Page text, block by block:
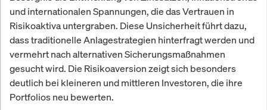
und internationalen Spannungen, die das Vertrauen in
Risikoaktiva untergraben. Diese Unsicherheit führt dazu,
dass traditionelle Anlagestrategien hinterfragt werden und
vermehrt nach alternativen Sicherungsmaßnahmen
gesucht wird. Die Risikoaversion zeigt sich besonders
deutlich bei kleineren und mittleren Investoren, die ihre
Portfolios neu bewerten.